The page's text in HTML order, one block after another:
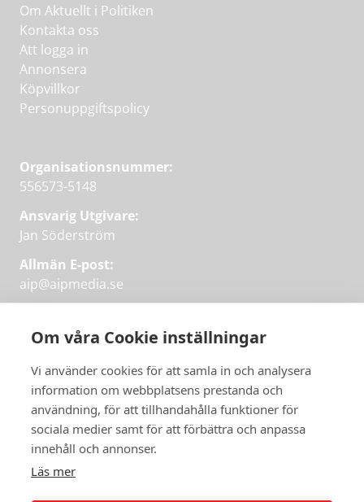
Om våra Cookie inställningar
Vi använder cookies för att samla in och analysera
information om webbplatsens prestanda och
användning, för att tillhandahålla funktioner för
sociala medier samt för att förbättra och anpassa
innehåll och annonser.
Läs mer
Om Aktuellt i Politiken
Kontakta oss
Att logga in
Annonsera
Köpvillkor
Personuppgiftspolicy
Organisationsnummer:
556573-5148
Ansvarig Utgivare:
Jan Söderström
Allmän E-post:
aip@aipmedia.se
aip@flowyinfo.seeller 08-1210 60 40.
Instagram
LinkedIn
Twitter
Facebook
Få veckans bästa
artiklar på mejlen
PRENUMERERA